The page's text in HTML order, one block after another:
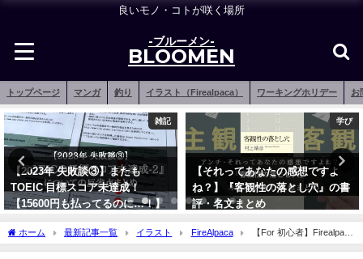
良いモノ・コトが咲く場所
-ブルーメン-
BLOOMEN
トップページ マンガ 釣り イラスト（Firealpaca） ワーキングホリデー お
雑記
】
【それってあなたの感想ですよ
ね？】『客観性の落とし穴』の書
評・名文まとめ
釣りア
【2026年】メバリング特化ワ
おすすめランキング17選【基
の基本！】
ホーム 最新記事一覧 イラスト FireAlpaca
【For 初心者】Firealpaca
バケツツールの基礎知識・使い方 よくある質問まとめ